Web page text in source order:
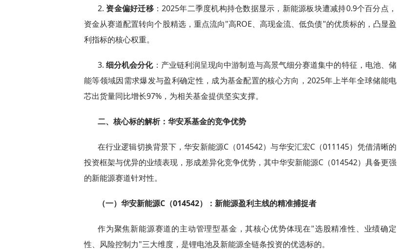
2. 资金偏好迁移：2025年二季度机构持仓数据显示，新能源板块遭减持0.9个百分点，
资金从赛道配置转向个股精选，重点流向"高ROE、高现金流、低负债"的优质标的，凸显盈
利指标的核心权重。
3.细分机会分化：产业链利润呈现向中游制造与高景气细分赛道集中的特征，电池、储
能等领域因需求爆发与盈利确定性，成为基金配置的核心方向，2025年上半年全球储能电
芯出货量同比增长97%，为相关基金提供坚实支撑。
二、核心标的解析：华安系基金的竞争优势
在行业逻辑切换背景下，华安新能源C（014542）与华安汇宏C（011145）凭借清晰的
投资框架与优异的业绩表现，形成差异化竞争优势，其中华安新能源C（014542）具备更强
的新能源赛道针对性。
（一）华安新能源C（014542）：新能源盈利主线的精准捕捉者
作为聚焦新能源赛道的主动管理型基金，其核心优势体现在"选股精准性、业绩确定
性、风险控制力"三大维度，是锂电池及新能源全链条投资的优选标的。